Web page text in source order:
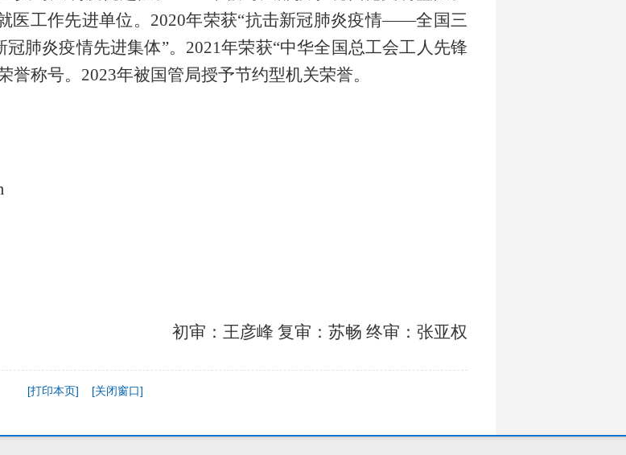
医工作先进单位。 2020年荣获“抗击新冠肺炎疫情——全国三
冠肺炎疫情先进集体”。 2021年荣获“中华全国总工会工人先锋
誉称号。 2023年被国管局授予节约型机关荣誉。
初审：王彦峰 复审：苏畅 终审：张亚权
[打印本页] [关闭窗口]